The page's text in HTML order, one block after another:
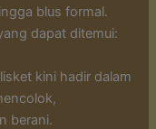
blus formal.
dapat ditemui:
kini hadir dalam
berani.